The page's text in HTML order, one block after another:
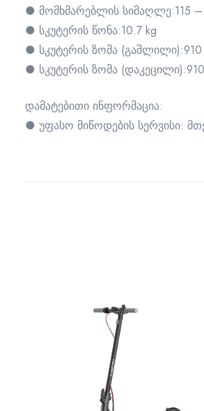
● მომხმარებლის სიმაღლე:115 –
● სკუტერის წონა:10.7 kg
● სკუტერის ზომა (გაშლილი):910
● სკუტერის ზომა
დამატებითი ინფორმაცია:
● უფასო მიწოდების სერვისი: